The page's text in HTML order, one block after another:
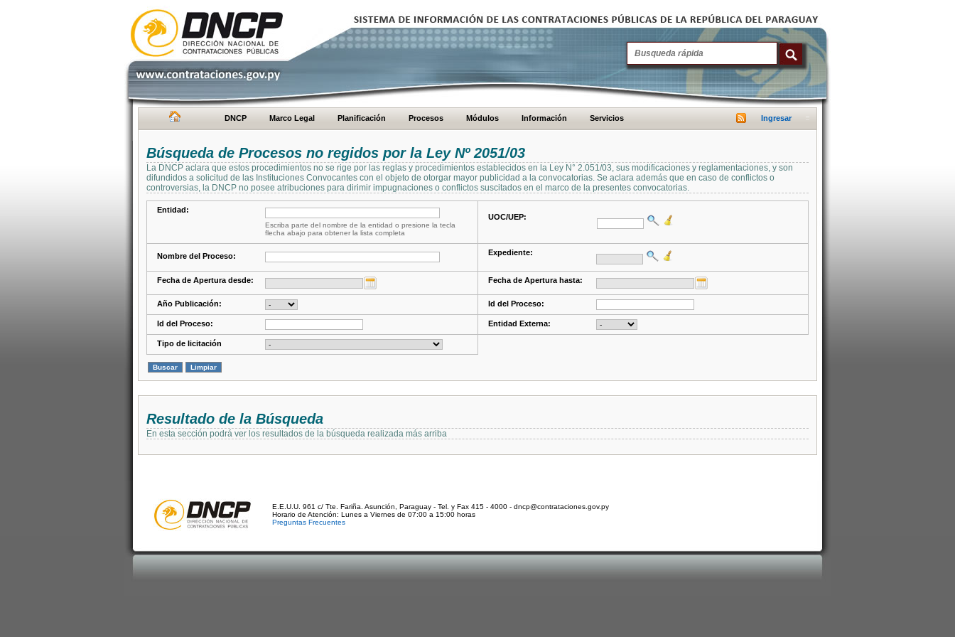
DNCP Marco Legal Planificación Procesos Módulos Información Servicios Ingresar
Búsqueda de Procesos no regidos por la Ley Nº 2051/03
La DNCP aclara que estos procedimientos no se rige por las reglas y procedimientos establecidos en la Ley N° 2.051/03, sus modificaciones y reglamentaciones, y son
difundidos a solicitud de las Instituciones Convocantes con el objeto de otorgar mayor publicidad a la convocatorias. Se aclara además que en caso de conflictos o
controversias, la DNCP no posee atribuciones para dirimir impugnaciones o conflictos suscitados en el marco de la presentes convocatorias.
Entidad:
Escriba parte del nombre de la entidad o presione la tecla
flecha abajo para obtener la lista completa
UOC/UEP:
Nombre del Proceso: Expediente:
Fecha de Apertura desde: Fecha de Apertura hasta:
Año Publicación: Id del Proceso:
Id del Proceso: Entidad Externa:
Tipo de licitación
Resultado de la Búsqueda
En esta sección podrá ver los resultados de la búsqueda realizada más arriba
E.E.U.U. 961 c/ Tte. Fariña. Asunción, Paraguay - Tel. y Fax 415 - 4000 - dncp@contrataciones.gov.py
Horario de Atención: Lunes a Viernes de 07:00 a 15:00 horas
Preguntas Frecuentes